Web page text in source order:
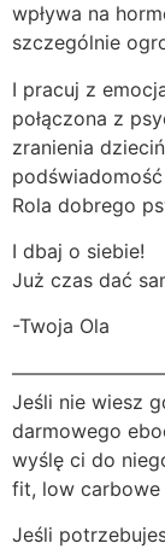
wpływa na
szczególnie
I pracuj z
połączona z
zranienia
Rola dobrego
I dbaj o siebie!
Już czas dać
-Twoja Ola
Jeśli nie wiesz
darmowego
wyślę ci do
fit, low carbowe
Jeśli